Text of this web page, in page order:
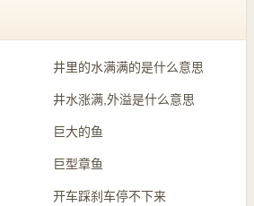
井里的水满满的是什么意思
井水涨满,外溢是什么意思
巨大的鱼
巨型章鱼
开车踩刹车停不下来